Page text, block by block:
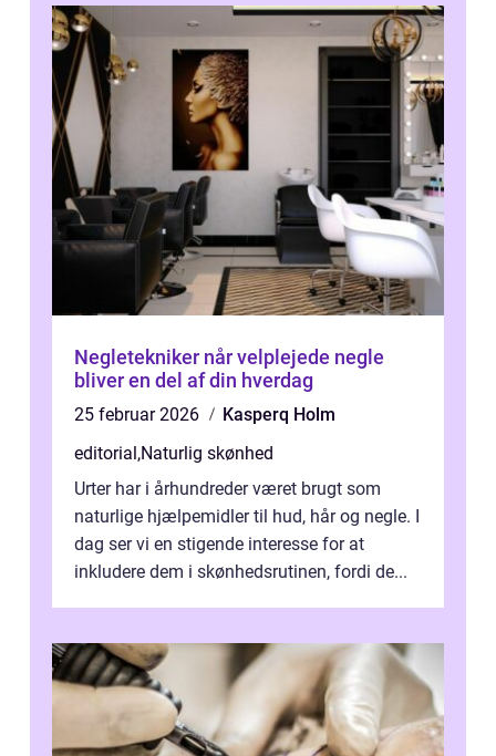
Negletekniker når velplejede negle
bliver en del af din hverdag
25 februar 2026
Kasperq Holm
editorial ,Naturlig skønhed
Urter har i århundreder været brugt som
naturlige hjælpemidler til hud, hår og negle. I
dag ser vi en stigende interesse for at
inkludere dem i skønhedsrutinen, fordi de...